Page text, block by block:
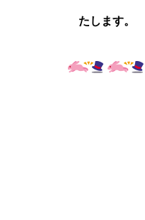
たします。